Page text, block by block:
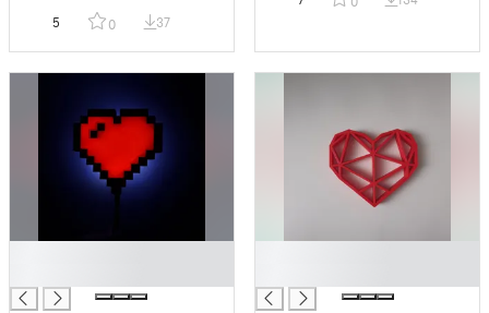
Harry Potter
5 0 37